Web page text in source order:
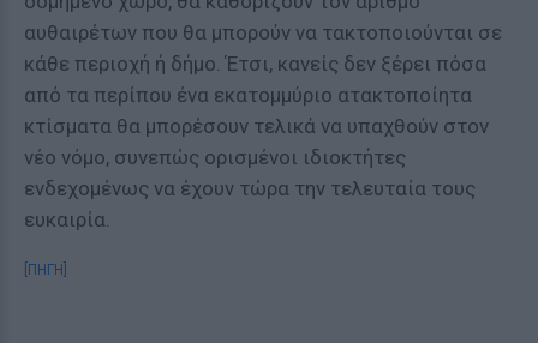
αυθαιρέτων που θα μπορούν να τακτοποιούνται σε
κάθε περιοχή ή δήμο. Έτσι, κανείς δεν ξέρει πόσα
από τα περίπου ένα εκατομμύριο ατακτοποίητα
κτίσματα θα μπορέσουν τελικά να υπαχθούν στον
νέο νόμο, συνεπώς ορισμένοι ιδιοκτήτες
ενδεχομένως να έχουν τώρα την τελευταία τους
ευκαιρία.
[ΠΗΓΗ]